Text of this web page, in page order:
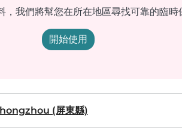
，我們將幫您在所在地區尋找可靠的臨時
開始使用
(屏東縣)